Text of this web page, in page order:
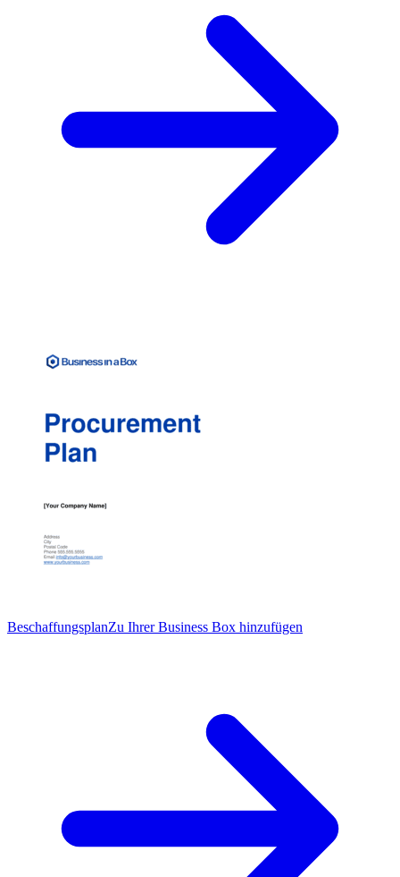
BeschaffungsplanZu Ihrer Business Box hinzufügen